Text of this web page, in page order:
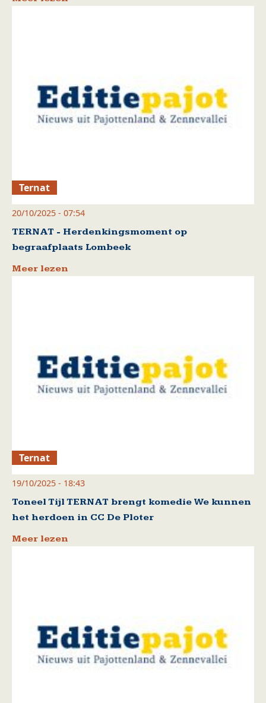
Ternat
20/10/2025 - 07:54
TERNAT - Herdenkingsmoment op
begraafplaats Lombeek
Meer lezen
Ternat
19/10/2025 - 18:43
Toneel Tijl TERNAT brengt komedie We kunnen
het herdoen in CC De Ploter
Meer lezen